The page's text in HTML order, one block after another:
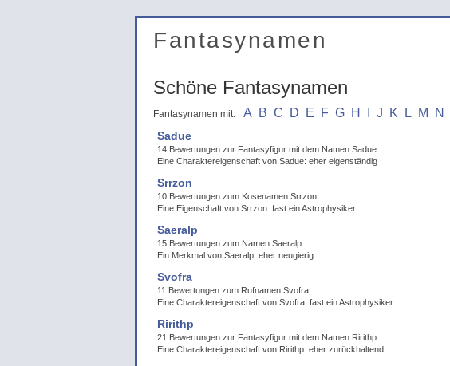
Fantasynamen
Schöne Fantasynamen
Fantasynamen mit: A B C D E F G H J K L M N
Sadue
14 Bewertungen zur Fantasyfigur mit dem Namen Sadue
Eine Charaktereigenschaft von Sadue: eher eigenständig
Srrzon
10 Bewertungen zum Kosenamen Srrzon
Eine Eigenschaft von Srrzon: fast ein Astrophysiker
Saeralp
15 Bewertungen zum Namen Saeralp
Ein Merkmal von Saeralp: eher neugierig
Svofra
11 Bewertungen zum Rufnamen Svofra
Eine Charaktereigenschaft von Svofra: fast ein Astrophysiker
Ririthp
21 Bewertungen zur Fantasyfigur mit dem Namen Ririthp
Eine Charaktereigenschaft von Ririthp: eher zurückhaltend